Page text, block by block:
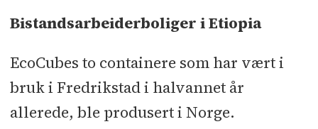
Bistandsarbeiderboliger i Etiopia
EcoCubes to containere som har vært i
bruk i Fredrikstad i halvannet år
allerede, ble produsert i Norge.